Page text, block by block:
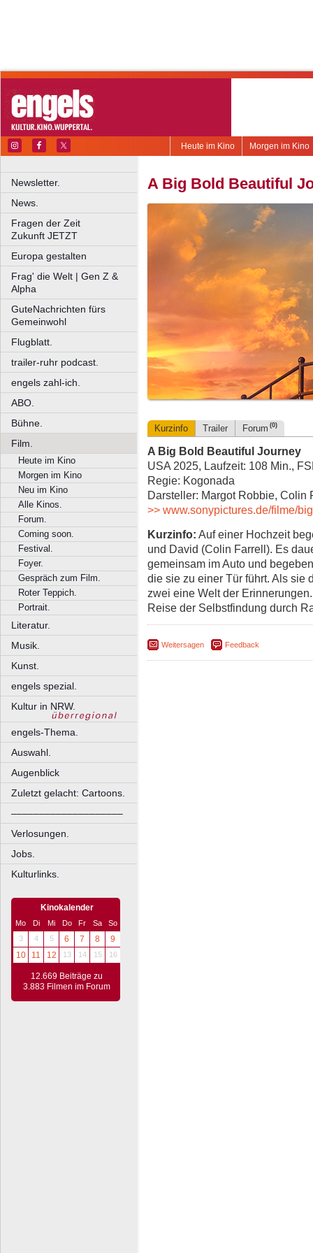
Morgen im Kino
Heute im Kino
Newsletter.
News.
Fragen der Zeit
Zukunft JETZT
Europa gestalten
Frag' die Welt | Gen Z &
Alpha
GuteNachrichten fürs
Gemeinwohl
Flugblatt.
trailer-ruhr podcast.
engels zahl-ich.
ABO.
Bühne.
Film.
Heute im Kino
Morgen im Kino
Neu im Kino
Alle Kinos.
Forum.
Coming soon.
Festival.
Foyer.
Gespräch zum Film.
Roter Teppich.
Portrait.
Literatur.
Musik.
Kunst.
engels spezial.
Kultur in NRW.
engels-Thema.
Auswahl.
Augenblick
Zuletzt gelacht: Cartoons.
––––––––––––––––––––
Verlosungen.
Jobs.
Kulturlinks.
Kinokalender
Mo Di Mi Do Fr Sa
So
3
4 5 6 7 8
9
10
11 12 13 14 15 16
12.669 Beiträge zu
3.883 Filmen im Forum
A Big Bold Beautiful
Kurzinfo Trailer Forum (0)
A Big Bold Beautiful Journey
USA 2025, Laufzeit: 108 Min.,
Regie: Kogonada
Darsteller: Margot Robbie, Colin
>> www.sonypictures.de/filme/
Kurzinfo: Auf einer Hochzeit
und David (Colin Farrell). Es
gemeinsam im Auto und
die sie zu einer Tür führt. Als sie
zwei eine Welt der
Reise der Selbstfindung durch
Weitersagen Feedback